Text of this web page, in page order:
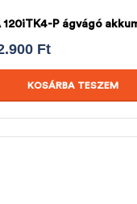
120iTK4-P ágvágó
Ft
KOSÁRBA TESZEM